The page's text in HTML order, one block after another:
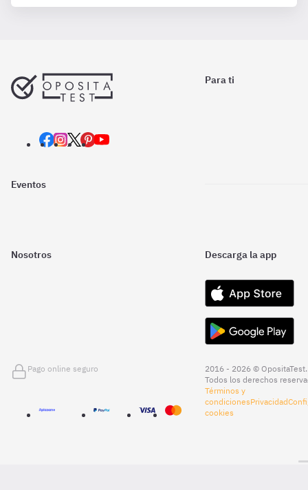
Para ti
Eventos
Nosotros Descarga la app
Pago online seguro
2016 - 2026 © OpositaTest.
Todos los derechos
Términos y
condicionesPrivacidad
cookies